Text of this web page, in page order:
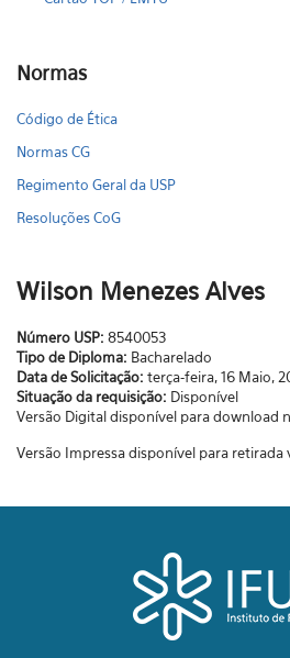
Normas
Código de Ética
Normas CG
Regimento Geral da USP
Resoluções CoG
Wilson Menezes Alves
Número USP: 8540053
Tipo de Diploma: Bacharelado
Data de Solicitação: terça-feira, 16 Maio,
Situação da requisição: Disponível
Versão Digital disponível para download
Versão Impressa disponível para retirada